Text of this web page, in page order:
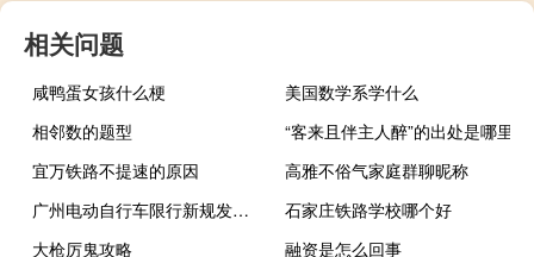
相关问题
咸鸭蛋女孩什么梗
美国数学系学什么
相邻数的题型
“客来且伴主人醉”的出处是哪里
宜万铁路不提速的原因
高雅不俗气家庭群聊昵称
广州电动自行车限行新规发布 外卖小哥难受了：网友争议治堵应禁私家车
石家庄铁路学校哪个好
大枪厉鬼攻略
融资是怎么回事